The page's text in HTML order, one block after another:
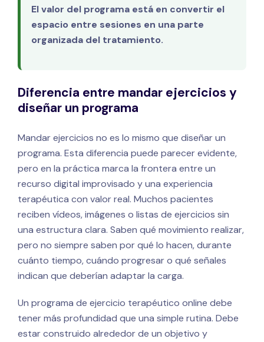
El valor del programa está en convertir el
espacio entre sesiones en una parte
organizada del tratamiento.
Diferencia entre mandar ejercicios y
diseñar un programa
Mandar ejercicios no es lo mismo que diseñar un
programa. Esta diferencia puede parecer evidente,
pero en la práctica marca la frontera entre un
recurso digital improvisado y una experiencia
terapéutica con valor real. Muchos pacientes
reciben vídeos, imágenes o listas de ejercicios sin
una estructura clara. Saben qué movimiento realizar,
pero no siempre saben por qué lo hacen, durante
cuánto tiempo, cuándo progresar o qué señales
indican que deberían adaptar la carga.
Un programa de ejercicio terapéutico online debe
tener más profundidad que una simple rutina. Debe
estar construido alrededor de un objetivo y